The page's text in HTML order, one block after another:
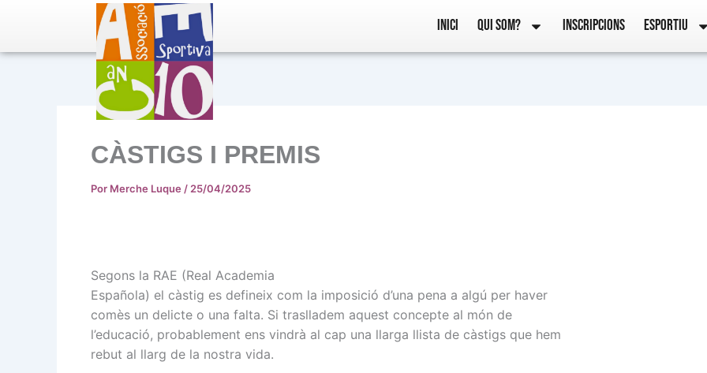
contenido
INICI QUI SOM? INSCRIPCIONS ESPORTIU
CÀSTIGS I PREMIS
Por Merche Luque / 25/04/2025
Segons la RAE (Real Academia
Española) el càstig es defineix com la imposició d’una pena a algú per haver
comès un delicte o una falta. Si traslladem aquest concepte al món de
l’educació, probablement ens vindrà al cap una llarga llista de càstigs que hem
rebut al llarg de la nostra vida.